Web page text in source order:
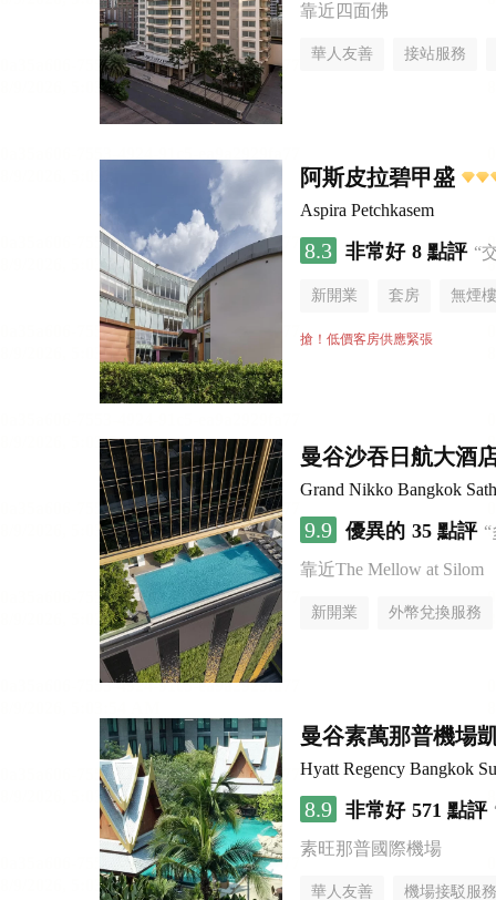
靠近四面佛
華人友善 接站服務
阿斯皮拉碧甲盛
Aspira Petchkasem
8.3 非常好 8 點評 “
新開業 套房 無煙
搶！低價客房供應緊張
曼谷沙吞日航大酒
Grand Nikko Bangkok
9.9 優異的 35 點評
靠近The Mellow at Silom
新開業 外幣兌換服務
曼谷素萬那普機場
Hyatt Regency Bangkok
8.9 非常好 571 點評
素旺那普國際機場
華人友善 機場接駁服務